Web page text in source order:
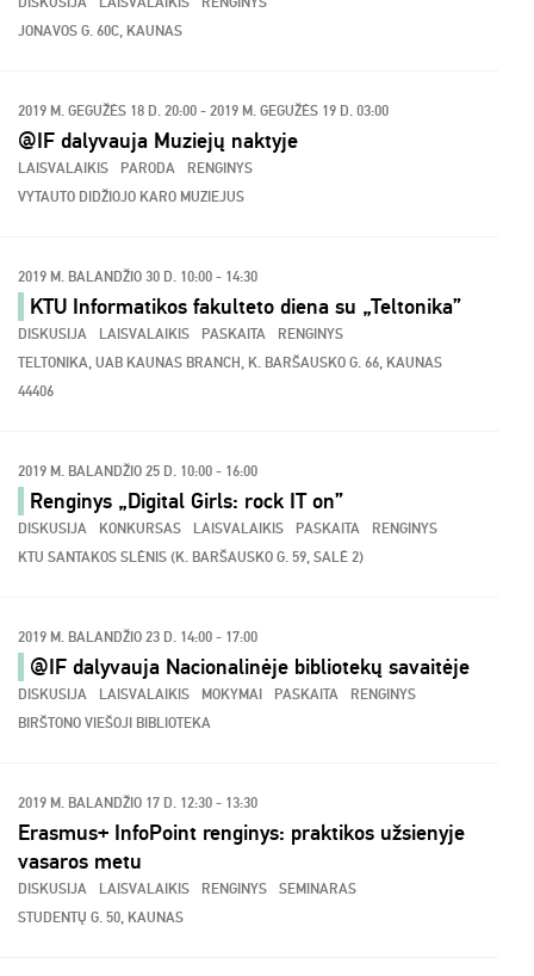
JONAVOS G. 60C, KAUNAS
2019 M. GEGUŽĖS 18 D. 20:00 - 2019 M. GEGUŽĖS 19 D. 03:00
@IF dalyvauja Muziejų naktyje
LAISVALAIKIS PARODA
RENGINYS
VYTAUTO DIDŽIOJO KARO MUZIEJUS
2019 M. BALANDŽIO 30 D. 10:00 - 14:30
KTU Informatikos fakulteto diena su „Teltonika”
DISKUSIJA LAISVALAIKIS PASKAITA
RENGINYS
TELTONIKA, UAB KAUNAS BRANCH, K. BARŠAUSKO G. 66, KAUNAS
44406
2019 M. BALANDŽIO 25 D. 10:00 - 16:00
Renginys „Digital Girls: rock IT on”
DISKUSIJA KONKURSAS LAISVALAIKIS PASKAITA
RENGINYS
KTU SANTAKOS SLĖNIS (K. BARŠAUSKO G. 59, SALĖ 2)
2019 M. BALANDŽIO 23 D. 14:00 - 17:00
@IF dalyvauja Nacionalinėje bibliotekų savaitėje
DISKUSIJA LAISVALAIKIS MOKYMAI PASKAITA
RENGINYS
BIRŠTONO VIEŠOJI BIBLIOTEKA
2019 M. BALANDŽIO 17 D. 12:30 - 13:30
Erasmus+ InfoPoint renginys: praktikos užsienyje
vasaros metu
DISKUSIJA LAISVALAIKIS RENGINYS
SEMINARAS
STUDENTŲ G. 50, KAUNAS